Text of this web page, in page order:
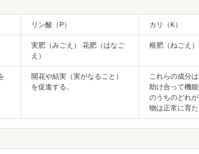
リン酸（P） カリ（K）
実肥（みごえ） 花肥（はなご
え）
根肥（ねごえ）
開花や結実（実がなること）
を促進する。
これらの成分
助け合って機
のうちのどれ
物は正常に育